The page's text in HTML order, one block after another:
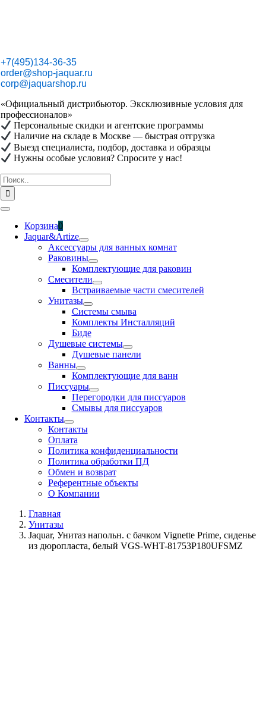
+7(495)134-36-35
order@shop-jaquar.ru
corp@jaquarshop.ru
«Официальный дистрибьютор. Эксклюзивные условия для
профессионалов»
Персональные скидки и агентские программы
Наличие на складе в Москве — быстрая отгрузка
Выезд специалиста, подбор, доставка и образцы
Нужны особые условия? Спросите у нас!
Результат
поиска:
Toggle
NavigationКорзина0
Jaquar&Artize
Аксессуары для ванных комнат
Раковины
Комплектующие для раковин
Смесители
Встраиваемые части смесителей
Унитазы
Системы смыва
Комплекты Инсталляций
Биде
Душевые системы
Душевые панели
Ванны
Комплектующие для ванн
Писсуары
Перегородки для писсуаров
Смывы для писсуаров
Контакты
Контакты
Оплата
Политика конфиденциальности
Политика обработки ПД
Обмен и возврат
Референтные объекты
О Компании
Главная
Унитазы
Jaquar, Унитаз напольн. с бачком Vignette Prime, сиденье
из дюропласта, белый VGS-WHT-81753P180UFSMZ